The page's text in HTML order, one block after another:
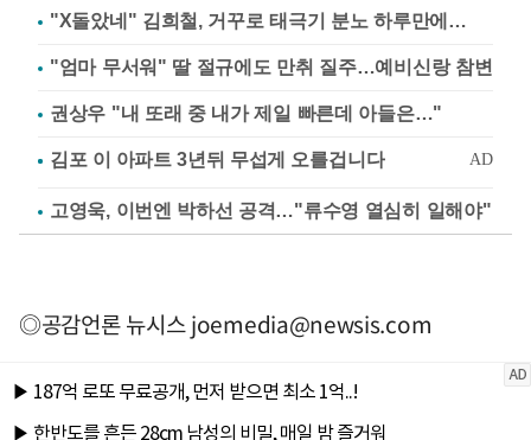
"X돌았네" 김희철, 거꾸로 태극기 분노 하루만에…
"엄마 무서워" 딸 절규에도 만취 질주…예비신랑 참변
권상우 "내 또래 중 내가 제일 빠른데 아들은…"
고영욱, 이번엔 박하선 공격…"류수영 열심히 일해야"
◎공감언론 뉴시스joemedia@newsis.com